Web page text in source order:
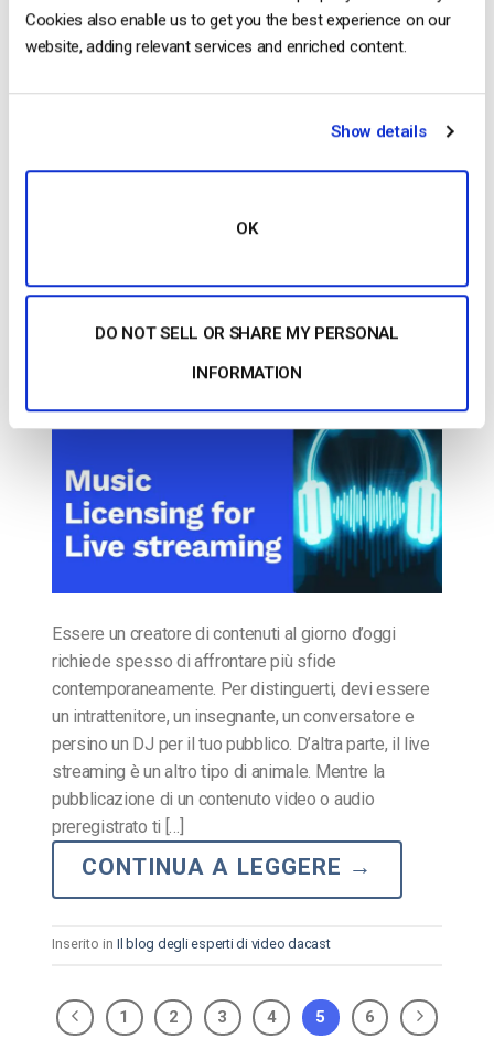
Cookies also enable us to get you the best experience on our
website, adding relevant services and enriched content.
Show details
OK
DO NOT SELL OR SHARE MY PERSONAL
INFORMATION
Il blog degli esperti di video
lo streaming dal vivo
PUBBLICATO ILJANUARY 13, 2025
Essere un creatore di contenuti al giorno d’oggi
richiede spesso di affrontare più sfide
contemporaneamente. Per distinguerti, devi essere
un intrattenitore, un insegnante, un conversatore e
persino un DJ per il tuo pubblico. D’altra parte, il live
streaming è un altro tipo di animale. Mentre la
pubblicazione di un contenuto video o audio
preregistrato ti […]
CONTINUA A LEGGERE →
Inserito in Il blog degli esperti di video dacast
1 2 3 4 5 6